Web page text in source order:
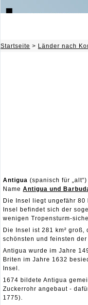
Startseite > Länder nach
Antigua (spanisch für
Name Antigua und
Die Insel liegt ungefähr 80
Insel befindet sich der
wenigen Tropensturm-
Die Insel ist 281 km²
schönsten und feinsten der
Antigua wurde im Jahre
Briten im Jahre 1632
Insel.
1674 bildete Antigua
Zuckerrohr angebaut -
1775).